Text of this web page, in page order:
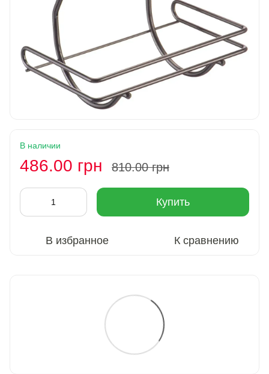
В наличии
486.00 грн 810.00 грн
Купить
В избранное К сравнению